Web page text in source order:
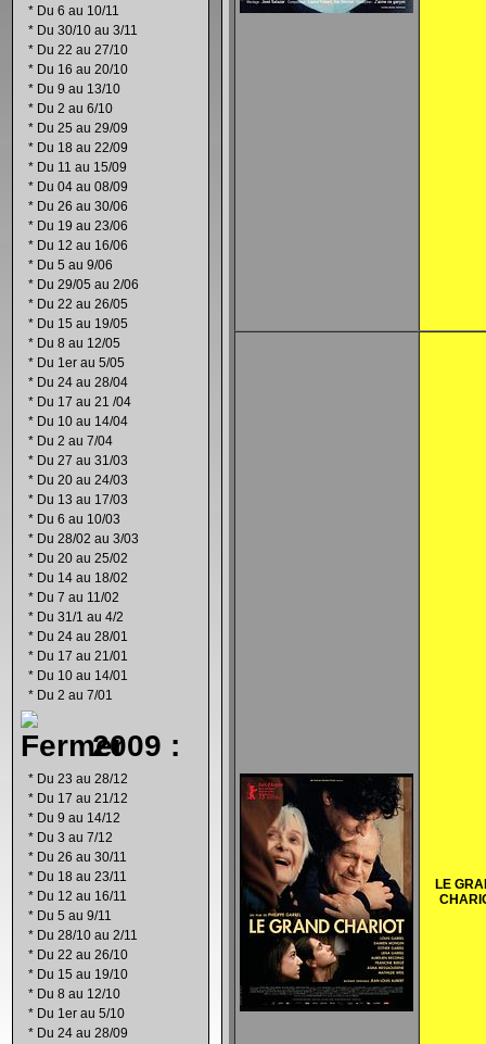
* Du 6 au 10/11
* Du 30/10 au 3/11
* Du 22 au 27/10
* Du 16 au 20/10
* Du 9 au 13/10
* Du 2 au 6/10
* Du 25 au 29/09
* Du 18 au 22/09
* Du 11 au 15/09
* Du 04 au 08/09
* Du 26 au 30/06
* Du 19 au 23/06
* Du 12 au 16/06
* Du 5 au 9/06
* Du 29/05 au 2/06
* Du 22 au 26/05
* Du 15 au 19/05
* Du 8 au 12/05
* Du 1er au 5/05
* Du 24 au 28/04
* Du 17 au 21 /04
* Du 10 au 14/04
* Du 2 au 7/04
* Du 27 au 31/03
* Du 20 au 24/03
* Du 13 au 17/03
* Du 6 au 10/03
* Du 28/02 au 3/03
* Du 20 au 25/02
* Du 14 au 18/02
* Du 7 au 11/02
* Du 31/1 au 4/2
* Du 24 au 28/01
* Du 17 au 21/01
* Du 10 au 14/01
* Du 2 au 7/01
2009 :
* Du 23 au 28/12
* Du 17 au 21/12
* Du 9 au 14/12
* Du 3 au 7/12
* Du 26 au 30/11
* Du 18 au 23/11
* Du 12 au 16/11
* Du 5 au 9/11
* Du 28/10 au 2/11
* Du 22 au 26/10
* Du 15 au 19/10
* Du 8 au 12/10
* Du 1er au 5/10
* Du 24 au 28/09
LE